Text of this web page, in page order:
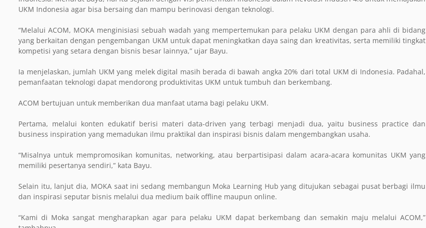
UKM Indonesia agar bisa bersaing dan mampu berinovasi dengan teknologi.
“Melalui ACOM, MOKA menginisiasi sebuah wadah yang mempertemukan para pelaku UKM dengan para ahli di bidang
yang berkaitan dengan pengembangan UKM untuk dapat meningkatkan daya saing dan kreativitas, serta memiliki tingkat
kompetisi yang setara dengan bisnis besar lainnya,” ujar Bayu.
Ia menjelaskan, jumlah UKM yang melek digital masih berada di bawah angka 20% dari total UKM di Indonesia. Padahal,
pemanfaatan teknologi dapat mendorong produktivitas UKM untuk tumbuh dan berkembang.
ACOM bertujuan untuk memberikan dua manfaat utama bagi pelaku UKM.
Pertama, melalui konten edukatif berisi materi data-driven yang terbagi menjadi dua, yaitu business practice dan
business inspiration yang memadukan ilmu praktikal dan inspirasi bisnis dalam mengembangkan usaha.
“Misalnya untuk mempromosikan komunitas, networking, atau berpartisipasi dalam acara-acara komunitas UKM yang
memiliki pesertanya sendiri,” kata Bayu.
Selain itu, lanjut dia, MOKA saat ini sedang membangun Moka Learning Hub yang ditujukan sebagai pusat berbagi ilmu
dan inspirasi seputar bisnis melalui dua medium baik offline maupun online.
“Kami di Moka sangat mengharapkan agar para pelaku UKM dapat berkembang dan semakin maju melalui ACOM,”